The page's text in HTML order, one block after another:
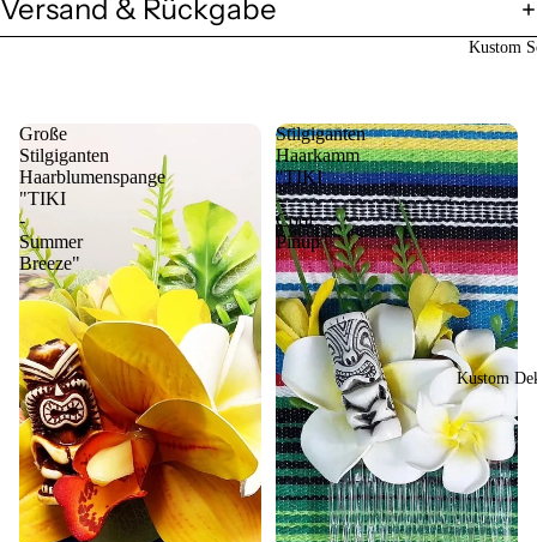
Kustom
Kustom
Versand & Rückgabe
Große
Stilgiganten
Haarblumenspange
"TIKI
-
Summer
Breeze"
Stilgiganten
Haarkamm
"TIKI
-
Cool
Pinup"